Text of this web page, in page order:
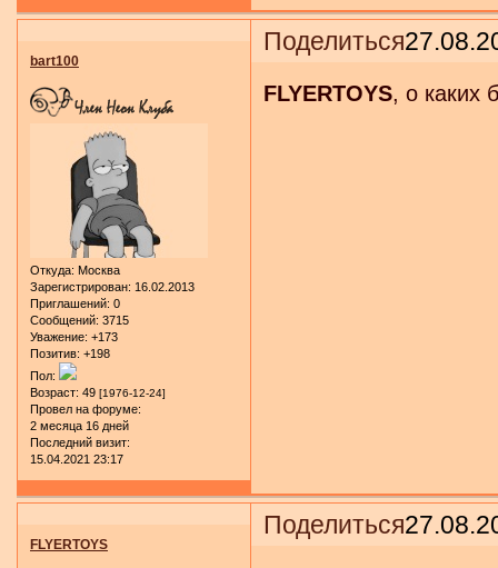
Поделиться
bart100
Откуда: Москва
Зарегистрирован: 16.02.2013
Приглашений: 0
Сообщений: 3715
Уважение: +173
Позитив: +198
Пол:
Возраст: 49 [1976-12-24]
Провел на форуме:
2 месяца 16 дней
Последний визит:
15.04.2021 23:17
FLYERTOYS, о каких
Поделиться
FLYERTOYS